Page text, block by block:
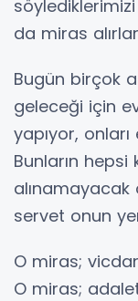
söylediklerimizi
da miras
Bugün birçok
geleceği için
yapıyor,
Bunların hepsi
alınamayacak
servet onun
O miras;
O miras;